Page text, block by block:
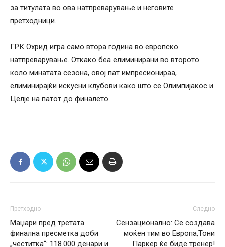
за титулата во ова натпреварување и неговите
претходници.
ГРК Охрид игра само втора година во европско
натпреварување. Откако беа елиминирани во второто
коло минатата сезона, овој пат импресионираа,
елиминирајќи искусни клубови како што се Олимпијакос и
Целје на патот до финалето.
Претходно
Маџари пред третата
финална пресметка доби
„честитка“: 118.000 денари и
Следно
Сензационално: Се создава
моќен тим во Европа,Тони
Паркер ќе биде тренер!